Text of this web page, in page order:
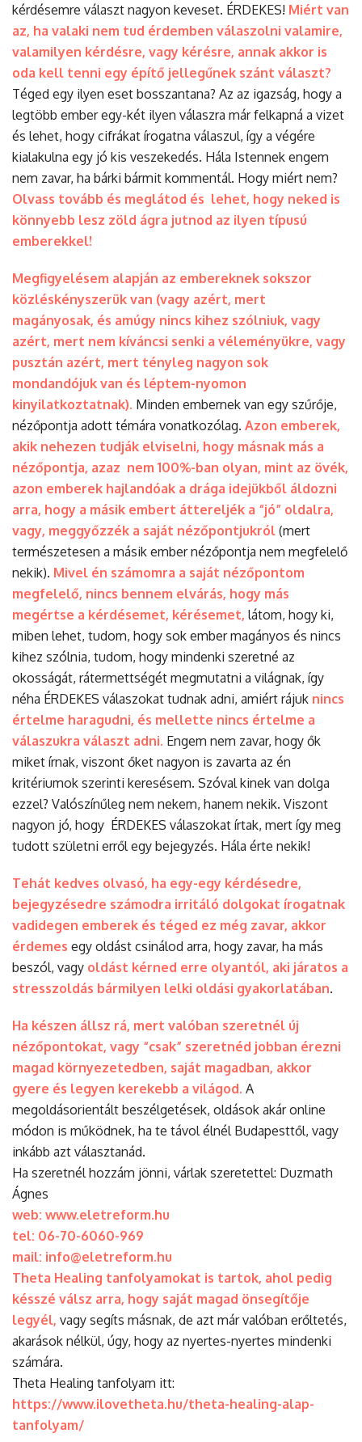
kérdésemre választ nagyon keveset. ÉRDEKES! Miért van
az, ha valaki nem tud érdemben válaszolni valamire,
valamilyen kérdésre, vagy kérésre, annak akkor is
oda kell tenni egy építő jellegűnek szánt választ?
Téged egy ilyen eset bosszantana? Az az igazság, hogy a
legtöbb ember egy-két ilyen válaszra már felkapná a vizet
és lehet, hogy cifrákat írogatna válaszul, így a végére
kialakulna egy jó kis veszekedés. Hála Istennek engem
nem zavar, ha bárki bármit kommentál. Hogy miért nem?
Olvass tovább és meglátod és lehet, hogy neked is
könnyebb lesz zöld ágra jutnod az ilyen típusú
emberekkel!
Megfigyelésem alapján az embereknek sokszor
közléskényszerük van (vagy azért, mert
magányosak, és amúgy nincs kihez szólniuk, vagy
azért, mert nem kíváncsi senki a véleményükre, vagy
pusztán azért, mert tényleg nagyon sok
mondandójuk van és léptem-nyomon
kinyilatkoztatnak). Minden embernek van egy szűrője,
nézőpontja adott témára vonatkozólag. Azon emberek,
akik nehezen tudják elviselni, hogy másnak más a
nézőpontja, azaz nem 100%-ban olyan, mint az övék,
azon emberek hajlandóak a drága idejükből áldozni
arra, hogy a másik embert áttereljék a “jó” oldalra,
vagy, meggyőzzék a saját nézőpontjukról (mert
természetesen a másik ember nézőpontja nem megfelelő
nekik). Mivel én számomra a saját nézőpontom
megfelelő, nincs bennem elvárás, hogy más
megértse a kérdésemet, kérésemet, látom, hogy ki,
miben lehet, tudom, hogy sok ember magányos és nincs
kihez szólnia, tudom, hogy mindenki szeretné az
okosságát, rátermettségét megmutatni a világnak, így
néha ÉRDEKES válaszokat tudnak adni, amiért rájuk nincs
értelme haragudni, és mellette nincs értelme a
válaszukra választ adni. Engem nem zavar, hogy ők
miket írnak, viszont őket nagyon is zavarta az én
kritériumok szerinti keresésem. Szóval kinek van dolga
ezzel? Valószínűleg nem nekem, hanem nekik. Viszont
nagyon jó, hogy ÉRDEKES válaszokat írtak, mert így meg
tudott születni erről egy bejegyzés. Hála érte nekik!
Tehát kedves olvasó, ha egy-egy kérdésedre,
bejegyzésedre számodra irritáló dolgokat írogatnak
vadidegen emberek és téged ez még zavar, akkor
érdemes egy oldást csinálod arra, hogy zavar, ha más
beszól, vagy oldást kérned erre olyantól, aki járatos a
stresszoldás bármilyen lelki oldási gyakorlatában.
Ha készen állsz rá, mert valóban szeretnél új
nézőpontokat, vagy “csak” szeretnéd jobban érezni
magad környezetedben, saját magadban, akkor
gyere és legyen kerekebb a világod. A
megoldásorientált beszélgetések, oldások akár online
módon is működnek, ha te távol élnél Budapesttől, vagy
inkább azt választanád.
Ha szeretnél hozzám jönni, várlak szeretettel: Duzmath
Ágnes
web: www.eletreform.hu
tel: 06-70-6060-969
mail: info@eletreform.hu
Theta Healing tanfolyamokat is tartok, ahol pedig
késszé válsz arra, hogy saját magad önsegítője
legyél, vagy segíts másnak, de azt már valóban erőltetés,
akarások nélkül, úgy, hogy az nyertes-nyertes mindenki
számára.
Theta Healing tanfolyam itt:
https://www.ilovetheta.hu/theta-healing-alap-
tanfolyam/